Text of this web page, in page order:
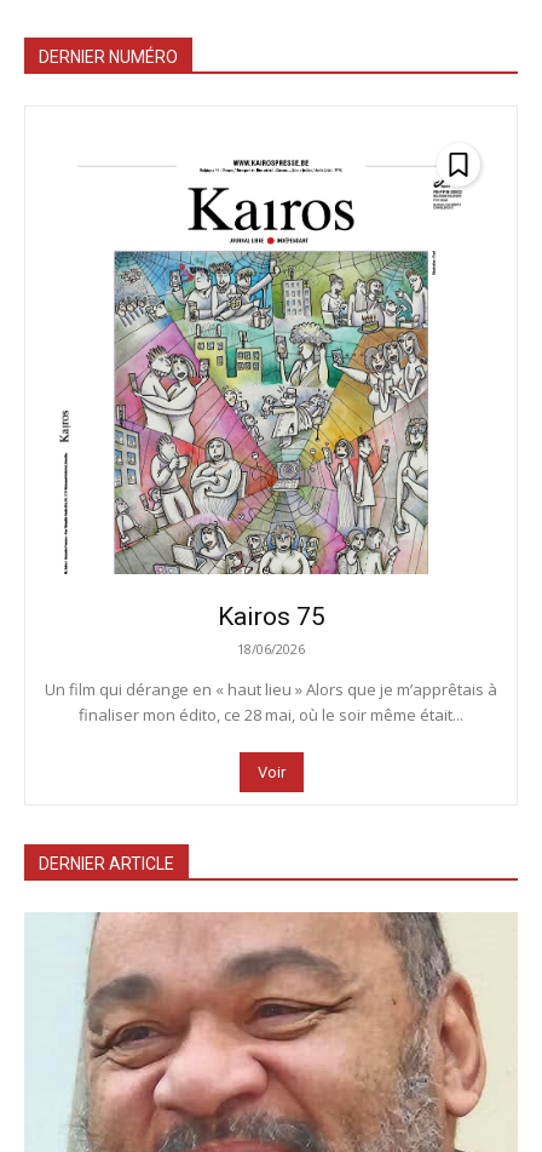
DERNIER NUMÉRO
Kairos 75
18/06/2026
Un film qui dérange en « haut lieu » Alors que je m’apprêtais à
finaliser mon édito, ce 28 mai, où le soir même était...
Voir
DERNIER ARTICLE